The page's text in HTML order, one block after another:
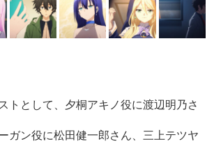
トとして、夕桐アキノ役に渡辺明乃さ
ガン役に松田健一郎さん、三上テツヤ